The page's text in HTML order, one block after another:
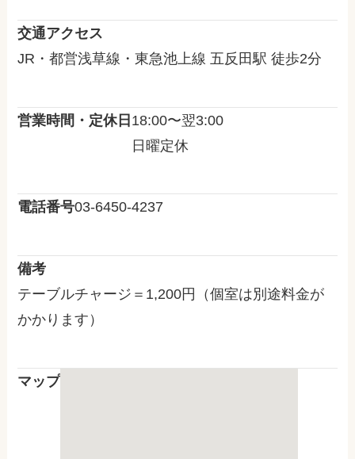
交通アクセス
JR・都営浅草線・東急池上線 五反田駅 徒歩2分
営業時間・定休日 18:00〜翌3:00
日曜定休
電話番号03-6450-4237
備考
テーブルチャージ＝1,200円（個室は別途料金が
かかります）
マップ